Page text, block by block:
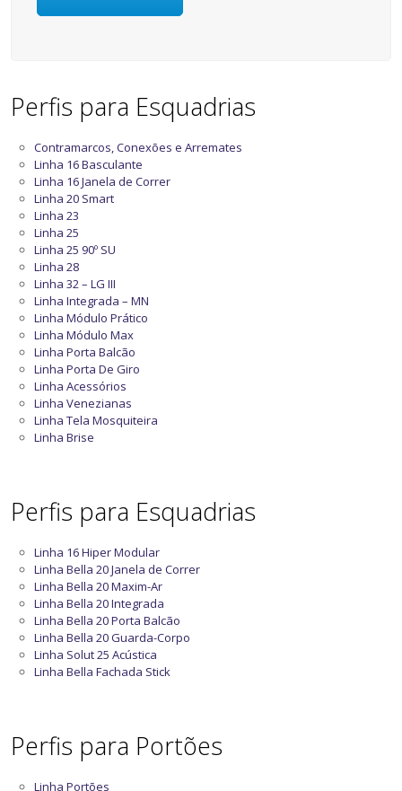
Perfis para Esquadrias
Contramarcos, Conexões e Arremates
Linha 16 Basculante
Linha 16 Janela de Correr
Linha 20 Smart
Linha 23
Linha 25
Linha 25 90º SU
Linha 28
Linha 32 – LG III
Linha Integrada – MN
Linha Módulo Prático
Linha Módulo Max
Linha Porta Balcão
Linha Porta De Giro
Linha Acessórios
Linha Venezianas
Linha Tela Mosquiteira
Linha Brise
Perfis para Esquadrias
Linha 16 Hiper Modular
Linha Bella 20 Janela de Correr
Linha Bella 20 Maxim-Ar
Linha Bella 20 Integrada
Linha Bella 20 Porta Balcão
Linha Bella 20 Guarda-Corpo
Linha Solut 25 Acústica
Linha Bella Fachada Stick
Perfis para Portões
Linha Portões